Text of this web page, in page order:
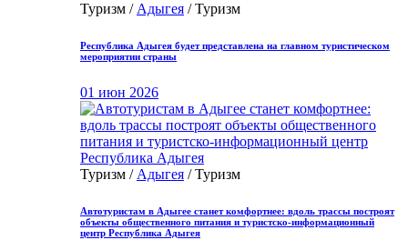
Туризм / Адыгея / Туризм
Республика Адыгея будет представлена на главном туристическом
мероприятии страны
01 июн 2026
Туризм / Адыгея / Туризм
Автотуристам в Адыгее станет комфортнее: вдоль трассы построят
объекты общественного питания и туристско-информационный
центр Республика Адыгея